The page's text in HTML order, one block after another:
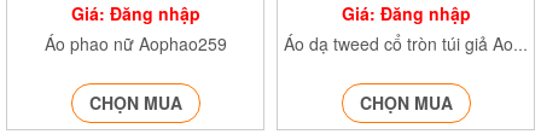
Giá: Đăng nhập
Áo phao nữ Aophao259
CHỌN MUA
Giá: Đăng nhập
Áo dạ tweed cổ tròn túi giả Aodatweed245
CHỌN MUA